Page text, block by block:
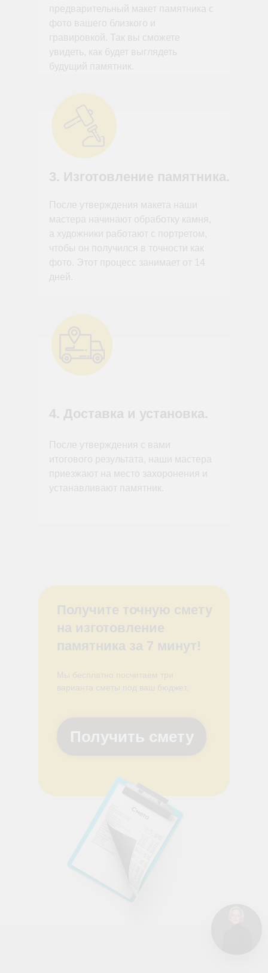
предварительный макет памятника с
фото вашего близкого и
гравировкой. Так вы сможете
увидеть, как будет выглядеть
будущий памятник.
3. Изготовление памятника.
После утверждения макета наши
мастера начинают обработку камня,
а художники работают с портретом,
чтобы он получился в точности как
фото. Этот процесс занимает от 14
дней.
4. Доставка и установка.
После утверждения с вами
итогового результата, наши мастера
приезжают на место захоронения и
устанавливают памятник.
Получите точную смету
на изготовление
памятника за 7 минут!
Мы бесплатно посчитаем три
варианта сметы под ваш бюджет.
Получить смету